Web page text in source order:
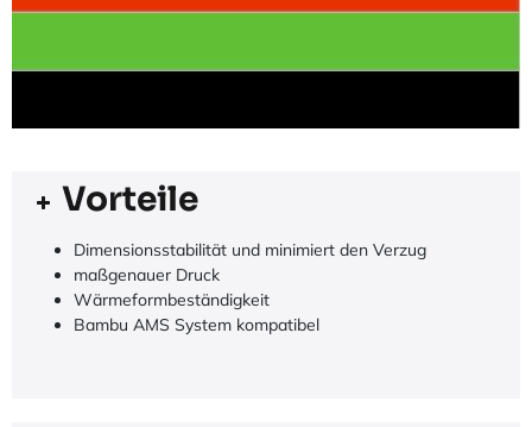
Vorteile
Dimensionsstabilität und minimiert den Verzug
maßgenauer Druck
Wärmeformbeständigkeit
Bambu AMS System kompatibel